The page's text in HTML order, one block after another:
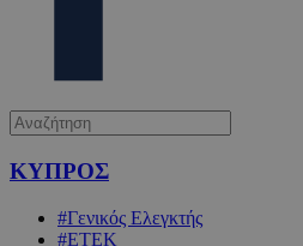
ΚΥΠΡΟΣ
#Γενικός Ελεγκτής
#ΕΤΕΚ